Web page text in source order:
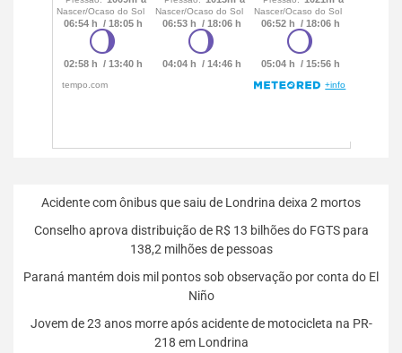
Acidente com ônibus que saiu de Londrina deixa 2 mortos
Conselho aprova distribuição de R$ 13 bilhões do FGTS para
138,2 milhões de pessoas
Paraná mantém dois mil pontos sob observação por conta do El
Niño
Jovem de 23 anos morre após acidente de motocicleta na PR-
218 em Londrina